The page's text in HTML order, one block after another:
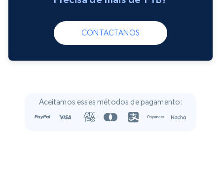
CONTACTANOS
Aceitamos esses métodos de pagamento: